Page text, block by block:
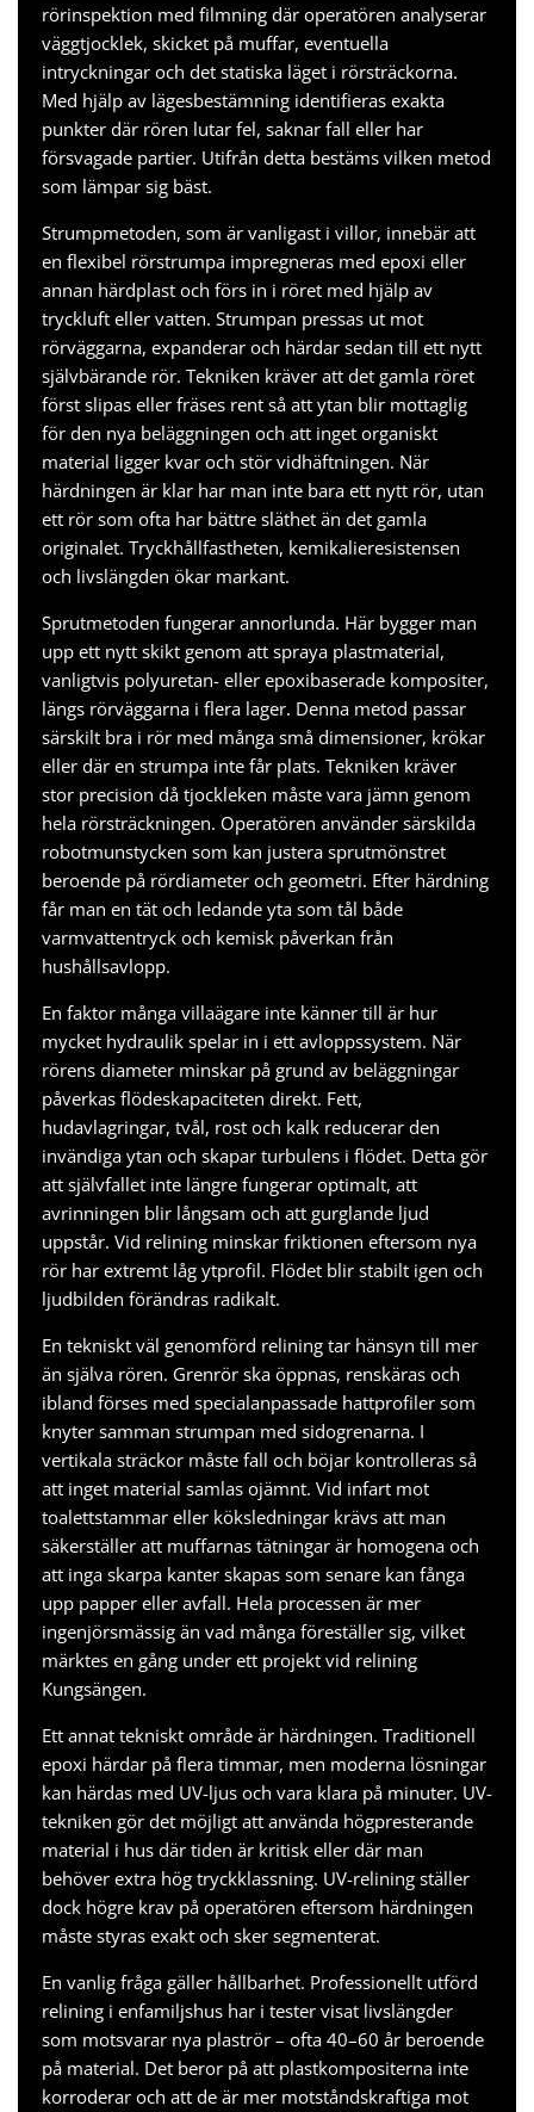
rörinspektion med filmning där operatören analyserar
väggtjocklek, skicket på muffar, eventuella
intryckningar och det statiska läget i rörsträckorna.
Med hjälp av lägesbestämning identifieras exakta
punkter där rören lutar fel, saknar fall eller har
försvagade partier. Utifrån detta bestäms vilken metod
som lämpar sig bäst.
Strumpmetoden, som är vanligast i villor, innebär att
en flexibel rörstrumpa impregneras med epoxi eller
annan härdplast och förs in i röret med hjälp av
tryckluft eller vatten. Strumpan pressas ut mot
rörväggarna, expanderar och härdar sedan till ett nytt
självbärande rör. Tekniken kräver att det gamla röret
först slipas eller fräses rent så att ytan blir mottaglig
för den nya beläggningen och att inget organiskt
material ligger kvar och stör vidhäftningen. När
härdningen är klar har man inte bara ett nytt rör, utan
ett rör som ofta har bättre släthet än det gamla
originalet. Tryckhållfastheten, kemikalieresistensen
och livslängden ökar markant.
Sprutmetoden fungerar annorlunda. Här bygger man
upp ett nytt skikt genom att spraya plastmaterial,
vanligtvis polyuretan- eller epoxibaserade kompositer,
längs rörväggarna i flera lager. Denna metod passar
särskilt bra i rör med många små dimensioner, krökar
eller där en strumpa inte får plats. Tekniken kräver
stor precision då tjockleken måste vara jämn genom
hela rörsträckningen. Operatören använder särskilda
robotmunstycken som kan justera sprutmönstret
beroende på rördiameter och geometri. Efter härdning
får man en tät och ledande yta som tål både
varmvattentryck och kemisk påverkan från
hushållsavlopp.
En faktor många villaägare inte känner till är hur
mycket hydraulik spelar in i ett avloppssystem. När
rörens diameter minskar på grund av beläggningar
påverkas flödeskapaciteten direkt. Fett,
hudavlagringar, tvål, rost och kalk reducerar den
invändiga ytan och skapar turbulens i flödet. Detta gör
att självfallet inte längre fungerar optimalt, att
avrinningen blir långsam och att gurglande ljud
uppstår. Vid relining minskar friktionen eftersom nya
rör har extremt låg ytprofil. Flödet blir stabilt igen och
ljudbilden förändras radikalt.
En tekniskt väl genomförd relining tar hänsyn till mer
än själva rören. Grenrör ska öppnas, renskäras och
ibland förses med specialanpassade hattprofiler som
knyter samman strumpan med sidogrenarna. I
vertikala sträckor måste fall och böjar kontrolleras så
att inget material samlas ojämnt. Vid infart mot
toalettstammar eller köksledningar krävs att man
säkerställer att muffarnas tätningar är homogena och
att inga skarpa kanter skapas som senare kan fånga
upp papper eller avfall. Hela processen är mer
ingenjörsmässig än vad många föreställer sig, vilket
märktes en gång under ett projekt vid relining
Kungsängen.
Ett annat tekniskt område är härdningen. Traditionell
epoxi härdar på flera timmar, men moderna lösningar
kan härdas med UV-ljus och vara klara på minuter. UV-
tekniken gör det möjligt att använda högpresterande
material i hus där tiden är kritisk eller där man
behöver extra hög tryckklassning. UV-relining ställer
dock högre krav på operatören eftersom härdningen
måste styras exakt och sker segmenterat.
En vanlig fråga gäller hållbarhet. Professionellt utförd
relining i enfamiljshus har i tester visat livslängder
som motsvarar nya plaströr – ofta 40–60 år beroende
på material. Det beror på att plastkompositerna inte
korroderar och att de är mer motståndskraftiga mot